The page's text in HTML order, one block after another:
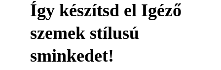
Így készítsd el Igéző
szemek stílusú
sminkedet!